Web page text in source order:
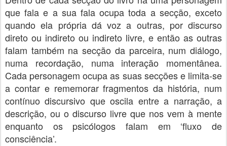
que fala e a sua fala ocupa toda a secção, exceto
quando ela própria dá voz a outras, por discurso
direto ou indireto ou indireto livre, e então as outras
falam também na secção da parceira, num diálogo,
numa recordação, numa interação momentânea.
Cada personagem ocupa as suas secções e limita-se
a contar e rememorar fragmentos da história, num
contínuo discursivo que oscila entre a narração, a
descrição, ou o discurso livre que nos vem à mente
enquanto os psicólogos falam em ‘fluxo de
consciência’.